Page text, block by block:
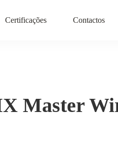
Certificações Contactos
Master